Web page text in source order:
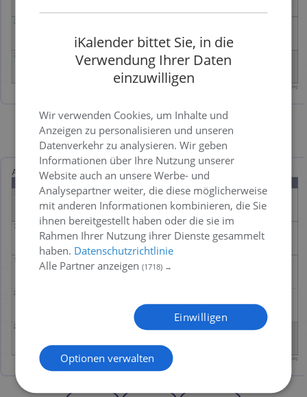
Bild PDF Excel
iKalender bittet Sie, in die
Verwendung Ihrer Daten
einzuwilligen
Wir verwenden Cookies, um Inhalte und
Anzeigen zu personalisieren und unseren
Datenverkehr zu analysieren. Wir geben
Informationen über Ihre Nutzung unserer
Website auch an unsere Werbe- und
Analysepartner weiter, die diese möglicherweise
mit anderen Informationen kombinieren, die Sie
ihnen bereitgestellt haben oder die sie im
Rahmen Ihrer Nutzung ihrer Dienste gesammelt
haben. Datenschutzrichtlinie
Alle Partner anzeigen(1718) →
Einwilligen
Optionen verwalten